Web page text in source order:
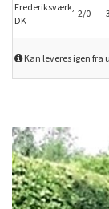
Frederiksværk,
DK
2/0
Kan leveres igen fra